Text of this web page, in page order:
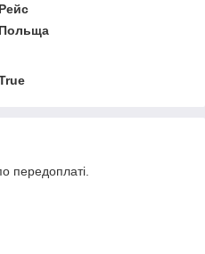
Рейс
Польща
передоплаті.